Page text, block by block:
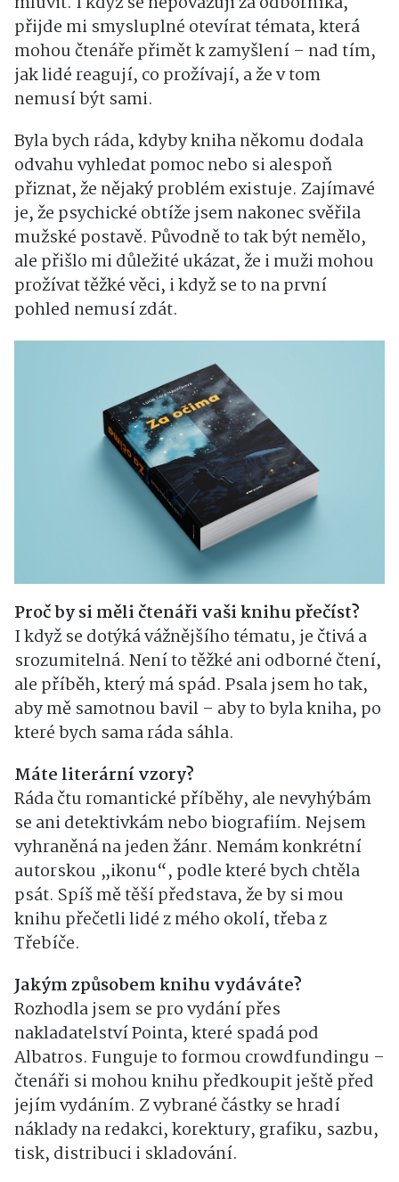
přijde mi smysluplné otevírat témata, která
mohou čtenáře přimět k zamyšlení – nad tím,
jak lidé reagují, co prožívají, a že v tom
nemusí být sami.
Byla bych ráda, kdyby kniha někomu dodala
odvahu vyhledat pomoc nebo si alespoň
přiznat, že nějaký problém existuje. Zajímavé
je, že psychické obtíže jsem nakonec svěřila
mužské postavě. Původně to tak být nemělo,
ale přišlo mi důležité ukázat, že i muži mohou
prožívat těžké věci, i když se to na první
pohled nemusí zdát.
Proč by si měli čtenáři vaši knihu přečíst?
I když se dotýká vážnějšího tématu, je čtivá a
srozumitelná. Není to těžké ani odborné čtení,
ale příběh, který má spád. Psala jsem ho tak,
aby mě samotnou bavil – aby to byla kniha, po
které bych sama ráda sáhla.
Máte literární vzory?
Ráda čtu romantické příběhy, ale nevyhýbám
se ani detektivkám nebo biografiím. Nejsem
vyhraněná na jeden žánr. Nemám konkrétní
autorskou „ikonu“, podle které bych chtěla
psát. Spíš mě těší představa, že by si mou
knihu přečetli lidé z mého okolí, třeba z
Třebíče.
Jakým způsobem knihu vydáváte?
Rozhodla jsem se pro vydání přes
nakladatelství Pointa, které spadá pod
Albatros. Funguje to formou crowdfundingu –
čtenáři si mohou knihu předkoupit ještě před
jejím vydáním. Z vybrané částky se hradí
náklady na redakci, korektury, grafiku, sazbu,
tisk, distribuci i skladování.